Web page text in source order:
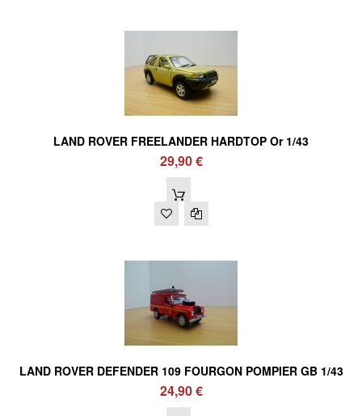
LAND ROVER FREELANDER HARDTOP Or 1/43
29,90 €
LAND ROVER DEFENDER 109 FOURGON POMPIER GB 1/43
24,90 €